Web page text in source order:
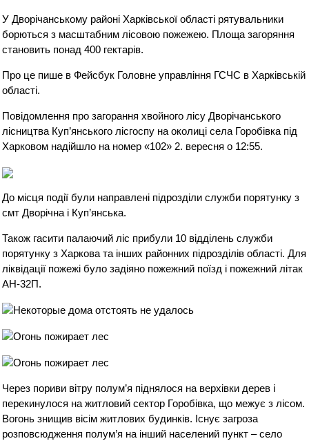
У Дворічанському районі Харківської області рятувальники
борються з масштабним лісовою пожежею. Площа загоряння
становить понад 400 гектарів.
Про це пише в Фейсбук Головне управління ГСЧС в Харківській
області.
Повідомлення про загорання хвойного лісу Дворічанського
лісництва Куп’янського лісгоспу на околиці села Горобівка під
Харковом надійшло на номер «102» 2. вересня о 12:55.
До місця події були направлені підрозділи служби порятунку з
смт Дворічна і Куп’янська.
Також гасити палаючий ліс прибули 10 відділень служби
порятунку з Харкова та інших районних підрозділів області. Для
ліквідації пожежі було задіяно пожежний поїзд і пожежний літак
АН-32П.
Через пориви вітру полум’я піднялося на верхівки дерев і
перекинулося на житловий сектор Горобівка, що межує з лісом.
Вогонь знищив вісім житлових будинків. Існує загроза
розповсюдження полум’я на інший населений пункт – село